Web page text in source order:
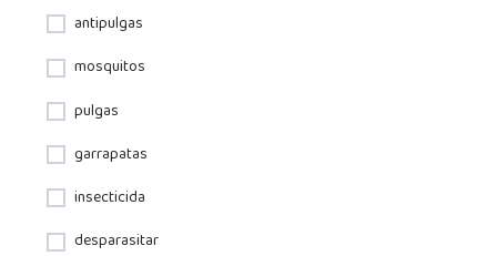
antipulgas
mosquitos
pulgas
garrapatas
insecticida
desparasitar